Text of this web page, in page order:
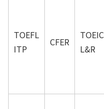
TOEFL
ITP
CFER
TOEIC
L&R